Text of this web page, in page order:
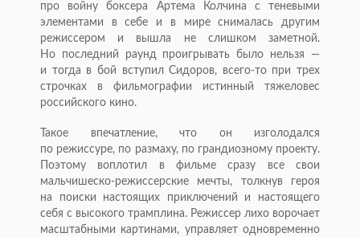
про войну боксера Артема Колчина с теневыми
элементами в себе и в мире снималась другим
режиссером и вышла не слишком заметной.
Но последний раунд проигрывать было нельзя —
и тогда в бой вступил Сидоров, всего-топри трех
строчках в фильмографии истинный тяжеловес
российского кино.
Такое впечатление, что он изголодался
по режиссуре, по размаху, по грандиозному проекту.
Поэтому воплотил в фильме сразу все свои
мальчишеско-режиссерские мечты, толкнув героя
на поиски настоящих приключений и настоящего
себя с высокого трамплина. Режиссер лихо ворочает
масштабными картинами, управляет одновременно